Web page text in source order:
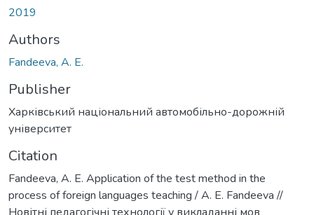
2019
Authors
Fandeeva, A. E.
Publisher
Харківський національний автомобільно-дорожній
університет
Citation
Fandeeva, А. Е. Application of the test method in the
process of foreign languages teaching / А. Е. Fandeeva //